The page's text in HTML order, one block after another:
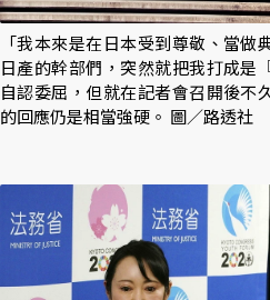
「我本來是在日本受到尊敬、當
日產的幹部們，突然就把我打成是
自認委屈，但就在記者會召開後不
的回應仍是相當強硬。 圖／路透社